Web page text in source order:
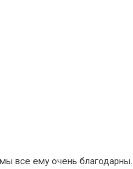
все ему очень благодарны.